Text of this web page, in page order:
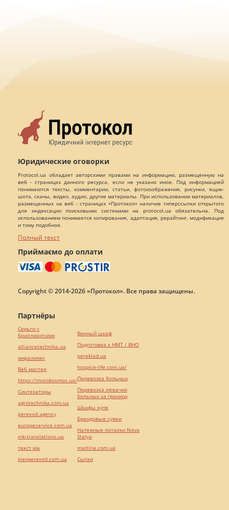
Юридические оговорки
Protocol.ua обладает авторскими правами на информацию, размещенную на
веб - страницах данного ресурса, если не указано иное. Под информацией
понимаются тексты, комментарии, статьи, фотоизображения, рисунки, ящик-
шота, сканы, видео, аудио, другие материалы. При использовании материалов,
размещенных на веб - страницах «Протокол» наличие гиперссылки открытого
для индексации поисковыми системами на protocol.ua обязательна. Под
использованием понимается копирования, адаптация, рерайтинг, модификация
и тому подобное.
Полный текст
Приймаємо до оплати
Copyright © 2014-2026 «Протокол». Все права защищены.
Партнёры
Серьги с
бриллиантами
alliancetechnika.ua
миралинкс
Веб мастер
https://motokosmos.ua/
Синтезаторы
agrotechnika.com.ua
perevod.agency
europeservice.com.ua
mk-translations.ua
текст юа
kievperevod.com.ua
Винный шкаф
Подготовка к НМТ / ВНО
pereklad.ua
hospice-life.com.ua/
Перевозка больных
Перевозка лежачих
больных за границу
Шкафы купе
Брендовые сумки
Натяжные потолки Nova
Stelya
maltina.com.ua
Cылки